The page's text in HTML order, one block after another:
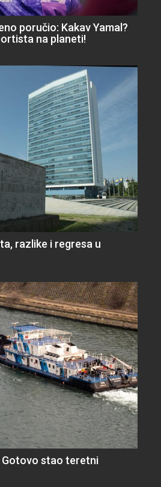
poručio: Kakav Yamal?
na planeti!
razlike i regresa u
Gotovo stao teretni